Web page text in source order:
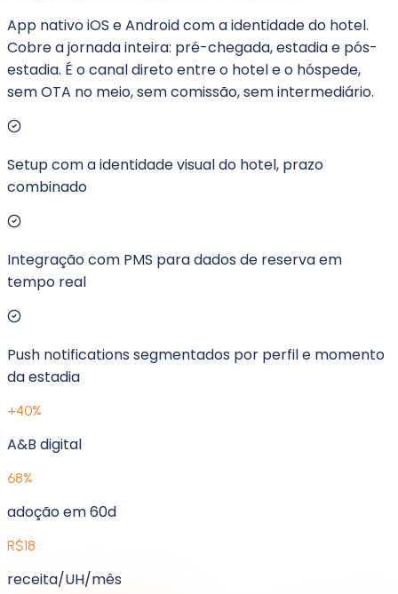
App nativo iOS e Android com a identidade do hotel.
Cobre a jornada inteira: pré-chegada, estadia e pós-
estadia. É o canal direto entre o hotel e o hóspede,
sem OTA no meio, sem comissão, sem intermediário.
Setup com a identidade visual do hotel, prazo
combinado
Integração com PMS para dados de reserva em
tempo real
Push notifications segmentados por perfil e momento
da estadia
+40%
A&B digital
68%
adoção em 60d
R$18
receita/UH/mês